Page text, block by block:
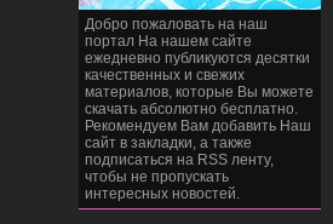
Добро пожаловать на наш
портал На нашем сайте
ежедневно публикуются десятки
качественных и свежих
материалов, которые Вы можете
скачать абсолютно бесплатно.
Рекомендуем Вам добавить Наш
сайт в закладки, а также
подписаться на RSS ленту,
чтобы не пропускать
интересных новостей.